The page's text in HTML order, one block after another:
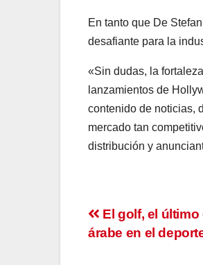
En tanto que De
desafiante para la
«Sin dudas, la
lanzamientos de
contenido de noticias,
mercado tan
distribución y
El golf, el
árabe en el